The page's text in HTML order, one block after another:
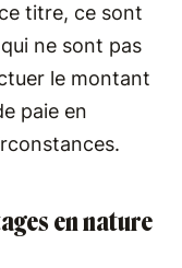
titre, ce sont
ne sont pas
le montant
paie en
en nature